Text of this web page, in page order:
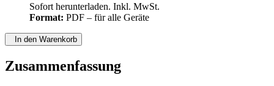
Sofort herunterladen. Inkl. MwSt.
Format: PDF – für alle Geräte
In den Warenkorb
Zusammenfassung